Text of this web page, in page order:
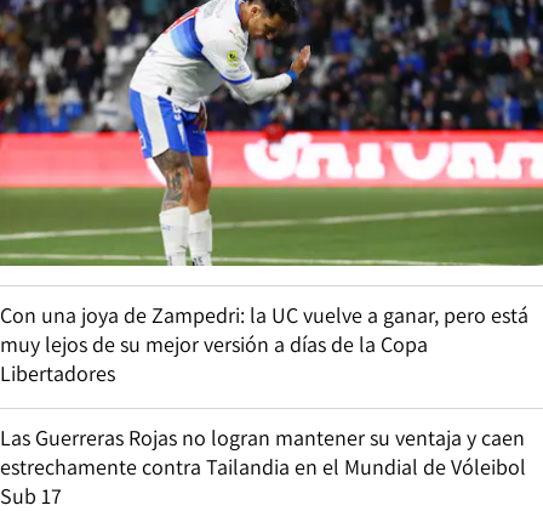
Con una joya de Zampedri: la UC vuelve a ganar, pero está
muy lejos de su mejor versión a días de la Copa
Libertadores
Las Guerreras Rojas no logran mantener su ventaja y caen
estrechamente contra Tailandia en el Mundial de Vóleibol
Sub 17